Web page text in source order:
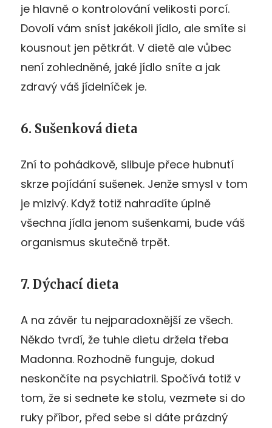
je hlavně o kontrolování velikosti porcí.
Dovolí vám sníst jakékoli jídlo, ale smíte si
kousnout jen pětkrát. V dietě ale vůbec
není zohledněné, jaké jídlo sníte a jak
zdravý váš jídelníček je.
6. Sušenková dieta
Zní to pohádkově, slibuje přece hubnutí
skrze pojídání sušenek. Jenže smysl v tom
je mizivý. Když totiž nahradíte úplně
všechna jídla jenom sušenkami, bude váš
organismus skutečně trpět.
7. Dýchací dieta
A na závěr tu nejparadoxnější ze všech.
Někdo tvrdí, že tuhle dietu držela třeba
Madonna. Rozhodně funguje, dokud
neskončíte na psychiatrii. Spočívá totiž v
tom, že si sednete ke stolu, vezmete si do
ruky příbor, před sebe si dáte prázdný